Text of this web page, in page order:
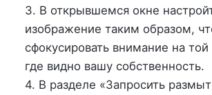
3. В открывшемся окне
изображение таким образом,
сфокусировать внимание на той
где видно вашу собственность.
4. В разделе «Запросить